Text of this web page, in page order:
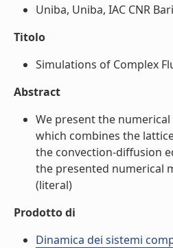
Uniba, Uniba, IAC CNR
Titolo
Simulations of Complex
Abstract
We present the
which combines the
the convection-diffusion
the presented numerical
(literal)
Prodotto di
Dinamica dei sistemi